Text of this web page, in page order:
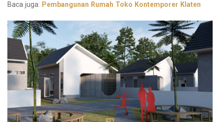
Baca juga: Pembangunan Rumah Toko Kontemporer Klaten